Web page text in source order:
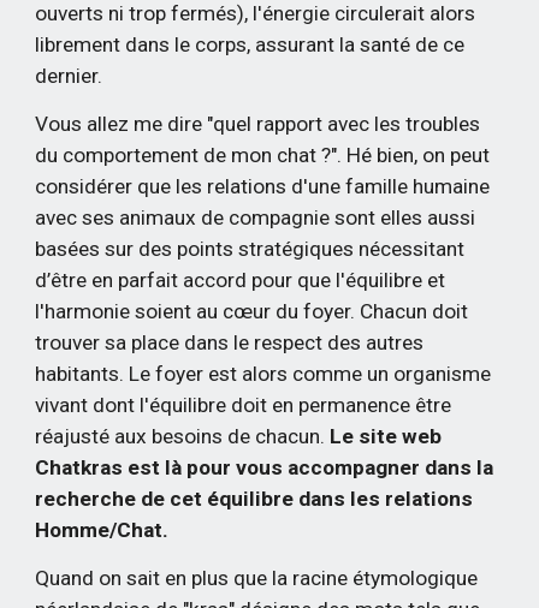
ouverts ni trop fermés), l'énergie circulerait alors
librement dans le corps, assurant la santé de ce
dernier.
Vous allez me dire "quel rapport avec les troubles
du comportement de mon chat ?". Hé bien, on peut
considérer que les relations d'une famille humaine
avec ses animaux de compagnie sont elles aussi
basées sur des points stratégiques nécessitant
d’être en parfait accord pour que l'équilibre et
l'harmonie soient au cœur du foyer. Chacun doit
trouver sa place dans le respect des autres
habitants. Le foyer est alors comme un organisme
vivant dont l'équilibre doit en permanence être
réajusté aux besoins de chacun. Le site web
Chatkras est là pour vous accompagner dans la
recherche de cet équilibre dans les relations
Homme/Chat.
Quand on sait en plus que la racine étymologique